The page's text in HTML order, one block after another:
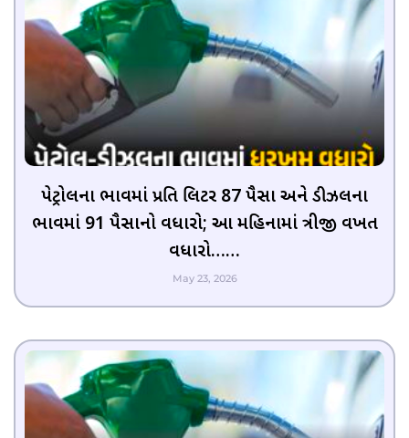
પેટ્રોલના ભાવમાં પ્રતિ લિટર 87 પૈસા અને ડીઝલના
ભાવમાં 91 પૈસાનો વધારો; આ મહિનામાં ત્રીજી વખત
વધારો……
May 23, 2026